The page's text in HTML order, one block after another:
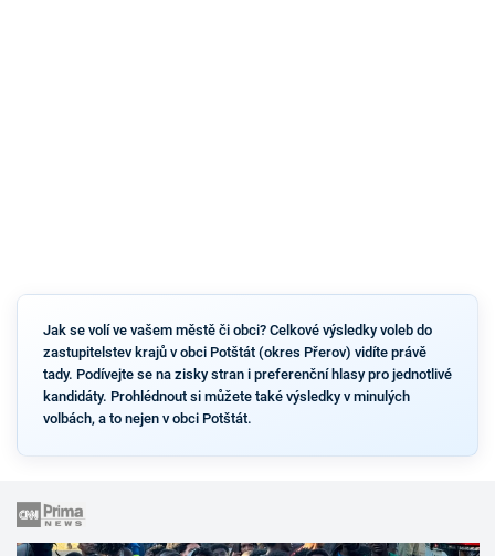
Jak se volí ve vašem městě či obci? Celkové výsledky voleb do
zastupitelstev krajů v obci Potštát (okres Přerov) vidíte právě
tady. Podívejte se na zisky stran i preferenční hlasy pro jednotlivé
kandidáty. Prohlédnout si můžete také výsledky v minulých
volbách, a to nejen v obci Potštát.